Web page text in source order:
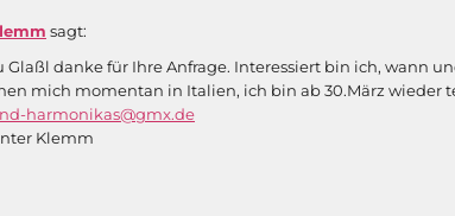
sagt:
Glaßl danke für Ihre Anfrage. Interessiert bin ich, wann
mich momentan in Italien, ich bin ab 30.März wieder
harmonikas@gmx.de
Klemm